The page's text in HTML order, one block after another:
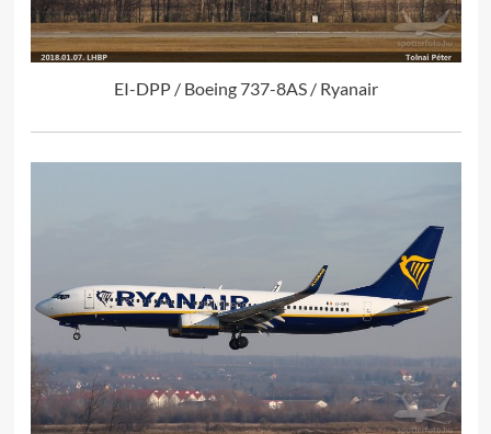
EI-DPP / Boeing 737-8AS / Ryanair